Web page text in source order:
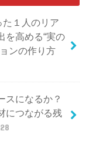
た１人のリア
を高める“実の
ンの作り方
スになるか？
につながる残